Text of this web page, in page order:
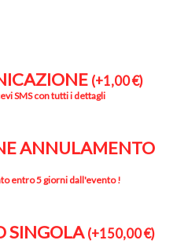
(+1,00€)
SMS con tutti i dettagli
ANNULAMENTO
entro 5 giorni dall'evento !
SINGOLA (+150,00€)